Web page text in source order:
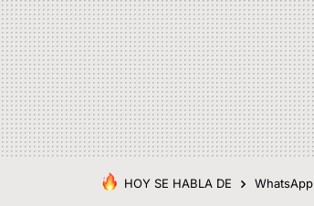
HOY SE HABLA DE WhatsApp